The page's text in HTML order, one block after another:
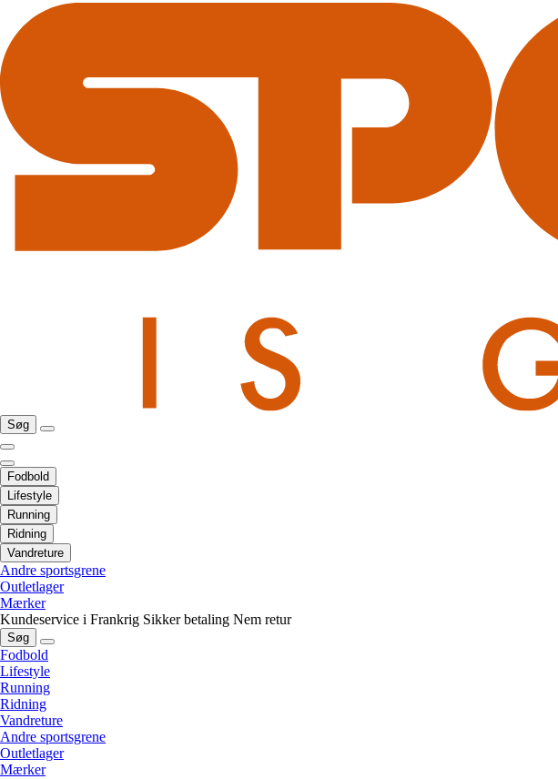
Søg
Fodbold
Lifestyle
Running
Ridning
Vandreture
Andre sportsgrene
Outletlager
Mærker
Kundeservice i Frankrig Sikker betaling Nem retur
Søg
Fodbold
Lifestyle
Running
Ridning
Vandreture
Andre sportsgrene
Outletlager
Mærker